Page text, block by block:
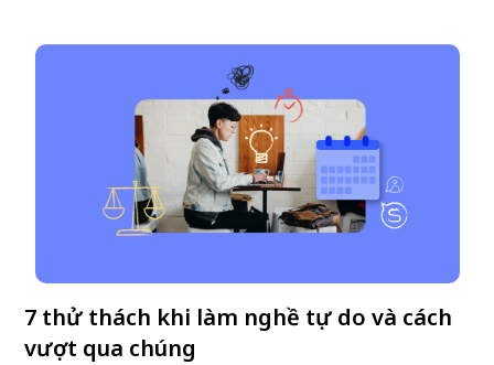
7 thử thách khi làm nghề tự do và cách
vượt qua chúng